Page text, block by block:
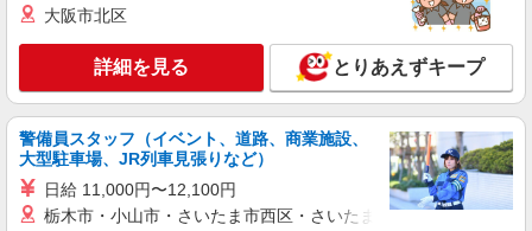
キープ 詳細を見る
パーソルテンプスタッフ株式会社 静岡コーディネートセンター（浜
松）/26-0503416
社員と一緒に対応しよう！受発注処理〜ちょこ
っと経理までの営業事務
時給1400円 ○月収例：￥1,400×8時間＝
￥11,200×21日＝￥235,200+交通費
大阪市北区
詳細を見る とりあえずキープ
警備員スタッフ（イベント、道路、商業施設、
大型駐車場、JR列車見張りなど）
日給 11,000円〜12,100円
栃木市・小山市・さいたま市西区・さいたま市岩槻区・久喜市・